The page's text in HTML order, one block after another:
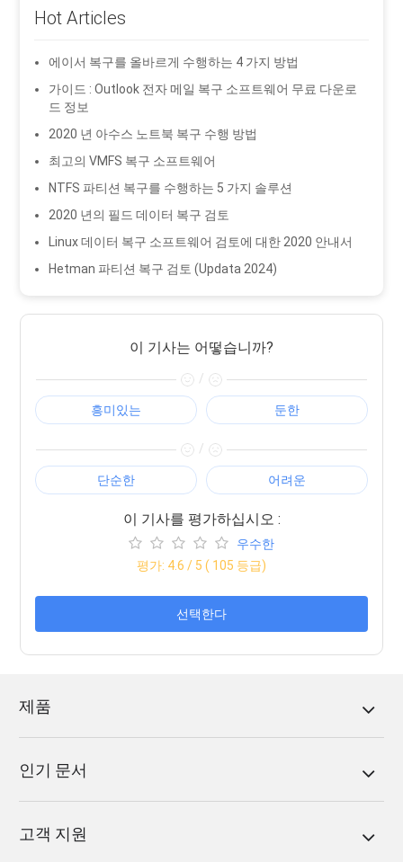
Hot Articles
에이서 복구를 올바르게 수행하는 4 가지 방법
가이드 : Outlook 전자 메일 복구 소프트웨어 무료 다운로
드 정보
2020 년 아수스 노트북 복구 수행 방법
최고의 VMFS 복구 소프트웨어
NTFS 파티션 복구를 수행하는 5 가지 솔루션
2020 년의 필드 데이터 복구 검토
Linux 데이터 복구 소프트웨어 검토에 대한 2020 안내서
Hetman 파티션 복구 검토 (Updata 2024)
이 기사는 어떻습니까?
/
흥미있는 둔한
/
단순한 어려운
이 기사를 평가하십시오 :
우수한
평가: 4.6 / 5 ( 105 등급)
선택한다
제품
인기 문서
고객 지원